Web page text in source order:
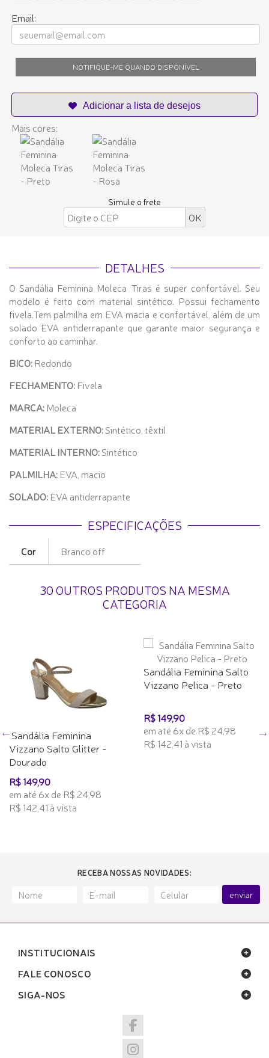
Email:
NOTIFIQUE-ME QUANDO DISPONÍVEL
Mais cores:
Simule o frete
DETALHES
O Sandália Feminina Moleca Tiras é super confortável. Seu
modelo é feito com material sintético. Possui fechamento
fivela.Tem palmilha em EVA macia e confortável, além de um
solado EVA antiderrapante que garante maior segurança e
conforto ao caminhar.
BICO: Redondo
FECHAMENTO: Fivela
MARCA: Moleca
MATERIAL EXTERNO:Sintético, têxtil
MATERIAL INTERNO:Sintético
PALMILHA: EVA, macio
SOLADO: EVA antiderrapante
ESPECIFICAÇÕES
Cor Branco off
30 OUTROS PRODUTOS NA MESMA
CATEGORIA
Sandália Feminina
Vizzano Salto Glitter -
Dourado
R$ 149,90
em até 6x de R$ 24,98
R$ 142,41 à vista
Sandália Feminina Salto
Vizzano Pelica - Preto
R$ 149,90
em até 6x de R$ 24,98
R$ 142,41 à vista
RECEBA NOSSAS NOVIDADES:
enviar
INSTITUCIONAIS
FALE CONOSCO
SIGA-NOS